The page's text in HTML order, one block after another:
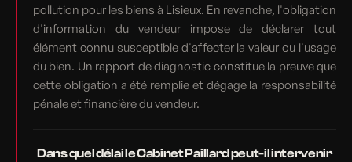
pollution pour les biens à Lisieux. En revanche, l'obligation
d'information du vendeur impose de déclarer tout
élément connu susceptible d'affecter la valeur ou l'usage
du bien. Un rapport de diagnostic constitue la preuve que
cette obligation a été remplie et dégage la responsabilité
pénale et financière du vendeur.
Dans quel délai le Cabinet Paillard peut-il intervenir